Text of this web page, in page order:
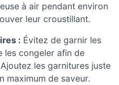
à air pendant environ
leur croustillant.
: Évitez de garnir les
les congeler afin de
les garnitures juste
maximum de saveur.